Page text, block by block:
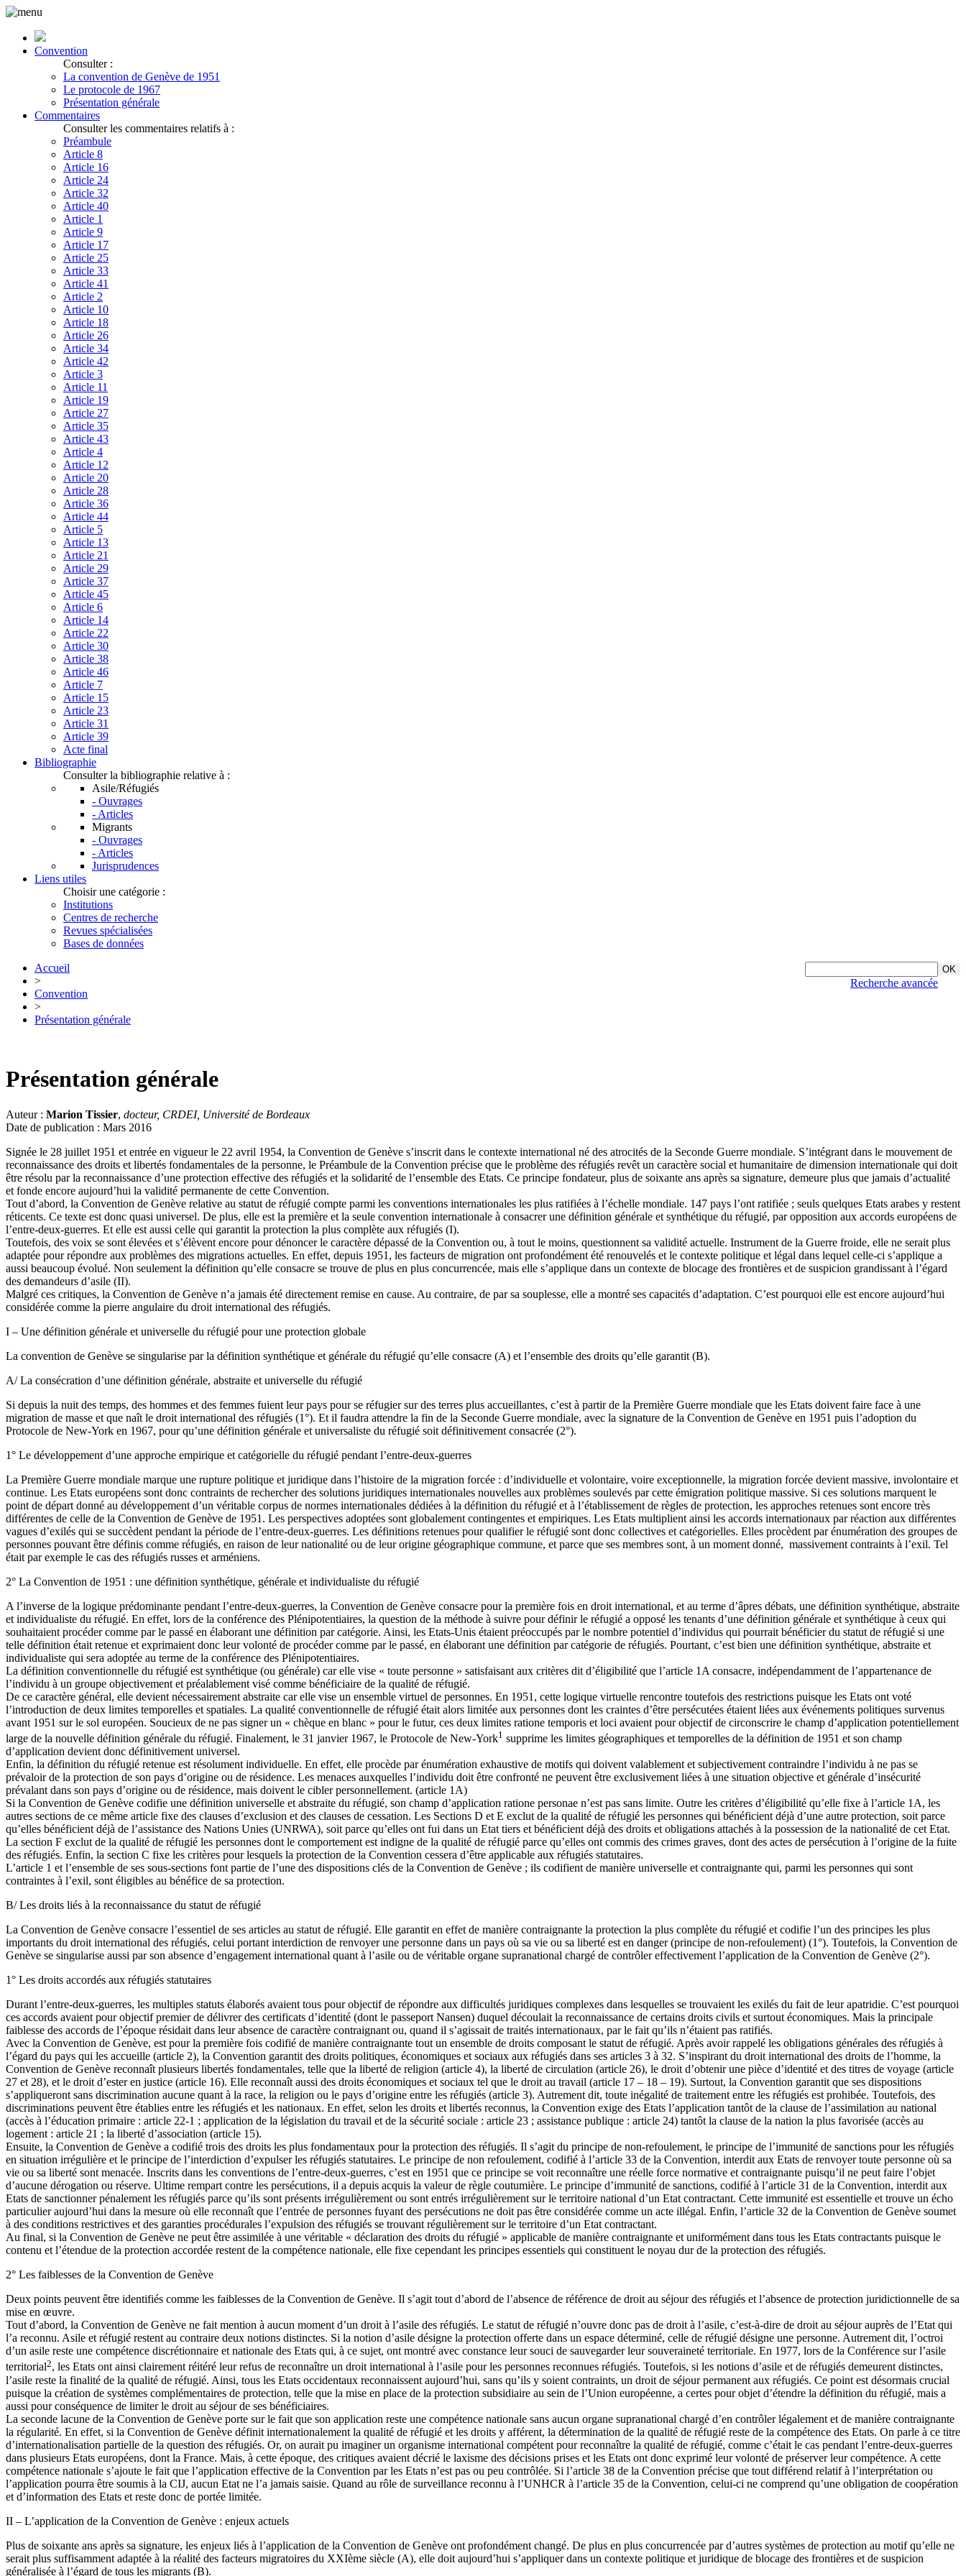
Convention
Consulter :
La convention de Genève de 1951
Le protocole de 1967
Présentation générale
Commentaires
Consulter les commentaires relatifs à :
Préambule
Article 8
Article 16
Article 24
Article 32
Article 40
Article 1
Article 9
Article 17
Article 25
Article 33
Article 41
Article 2
Article 10
Article 18
Article 26
Article 34
Article 42
Article 3
Article 11
Article 19
Article 27
Article 35
Article 43
Article 4
Article 12
Article 20
Article 28
Article 36
Article 44
Article 5
Article 13
Article 21
Article 29
Article 37
Article 45
Article 6
Article 14
Article 22
Article 30
Article 38
Article 46
Article 7
Article 15
Article 23
Article 31
Article 39
Acte final
Bibliographie
Consulter la bibliographie relative à :
Asile/Réfugiés
- Ouvrages
- Articles
Migrants
- Ouvrages
- Articles
Jurisprudences
Liens utiles
Choisir une catégorie :
Institutions
Centres de recherche
Revues spécialisées
Bases de données
Recherche avancée
Accueil
>
Convention
>
Présentation générale
Présentation générale
Auteur : Marion Tissier, docteur, CRDEI, Université de Bordeaux
Date de publication : Mars 2016
Signée le 28 juillet 1951 et entrée en vigueur le 22 avril 1954, la Convention de Genève s’inscrit dans le contexte international né des atrocités de la Seconde Guerre mondiale. S’intégrant dans le mouvement de
reconnaissance des droits et libertés fondamentales de la personne, le Préambule de la Convention précise que le problème des réfugiés revêt un caractère social et humanitaire de dimension internationale qui doit
être résolu par la reconnaissance d’une protection effective des réfugiés et la solidarité de l’ensemble des Etats. Ce principe fondateur, plus de soixante ans après sa signature, demeure plus que jamais d’actualité
et fonde encore aujourd’hui la validité permanente de cette Convention.
Tout d’abord, la Convention de Genève relative au statut de réfugié compte parmi les conventions internationales les plus ratifiées à l’échelle mondiale. 147 pays l’ont ratifiée ; seuls quelques Etats arabes y restent
réticents. Ce texte est donc quasi universel. De plus, elle est la première et la seule convention internationale à consacrer une définition générale et synthétique du réfugié, par opposition aux accords européens de
l’entre-deux-guerres. Et elle est aussi celle qui garantit la protection la plus complète aux réfugiés (I).
Toutefois, des voix se sont élevées et s’élèvent encore pour dénoncer le caractère dépassé de la Convention ou, à tout le moins, questionnent sa validité actuelle. Instrument de la Guerre froide, elle ne serait plus
adaptée pour répondre aux problèmes des migrations actuelles. En effet, depuis 1951, les facteurs de migration ont profondément été renouvelés et le contexte politique et légal dans lequel celle-ci s’applique a
aussi beaucoup évolué. Non seulement la définition qu’elle consacre se trouve de plus en plus concurrencée, mais elle s’applique dans un contexte de blocage des frontières et de suspicion grandissant à l’égard
des demandeurs d’asile (II).
Malgré ces critiques, la Convention de Genève n’a jamais été directement remise en cause. Au contraire, de par sa souplesse, elle a montré ses capacités d’adaptation. C’est pourquoi elle est encore aujourd’hui
considérée comme la pierre angulaire du droit international des réfugiés.
I – Une définition générale et universelle du réfugié pour une protection globale
La convention de Genève se singularise par la définition synthétique et générale du réfugié qu’elle consacre (A) et l’ensemble des droits qu’elle garantit (B).
A/ La consécration d’une définition générale, abstraite et universelle du réfugié
Si depuis la nuit des temps, des hommes et des femmes fuient leur pays pour se réfugier sur des terres plus accueillantes, c’est à partir de la Première Guerre mondiale que les Etats doivent faire face à une
migration de masse et que naît le droit international des réfugiés (1°). Et il faudra attendre la fin de la Seconde Guerre mondiale, avec la signature de la Convention de Genève en 1951 puis l’adoption du
Protocole de New-York en 1967, pour qu’une définition générale et universaliste du réfugié soit définitivement consacrée (2°).
1° Le développement d’une approche empirique et catégorielle du réfugié pendant l’entre-deux-guerres
La Première Guerre mondiale marque une rupture politique et juridique dans l’histoire de la migration forcée : d’individuelle et volontaire, voire exceptionnelle, la migration forcée devient massive, involontaire et
continue. Les Etats européens sont donc contraints de rechercher des solutions juridiques internationales nouvelles aux problèmes soulevés par cette émigration politique massive. Si ces solutions marquent le
point de départ donné au développement d’un véritable corpus de normes internationales dédiées à la définition du réfugié et à l’établissement de règles de protection, les approches retenues sont encore très
différentes de celle de la Convention de Genève de 1951. Les perspectives adoptées sont globalement contingentes et empiriques. Les Etats multiplient ainsi les accords internationaux par réaction aux différentes
vagues d’exilés qui se succèdent pendant la période de l’entre-deux-guerres. Les définitions retenues pour qualifier le réfugié sont donc collectives et catégorielles. Elles procèdent par énumération des groupes de
personnes pouvant être définis comme réfugiés, en raison de leur nationalité ou de leur origine géographique commune, et parce que ses membres sont, à un moment donné, massivement contraints à l’exil. Tel
était par exemple le cas des réfugiés russes et arméniens.
2° La Convention de 1951 : une définition synthétique, générale et individualiste du réfugié
A l’inverse de la logique prédominante pendant l’entre-deux-guerres, la Convention de Genève consacre pour la première fois en droit international, et au terme d’âpres débats, une définition synthétique, abstraite
et individualiste du réfugié. En effet, lors de la conférence des Plénipotentiaires, la question de la méthode à suivre pour définir le réfugié a opposé les tenants d’une définition générale et synthétique à ceux qui
souhaitaient procéder comme par le passé en élaborant une définition par catégorie. Ainsi, les Etats-Unis étaient préoccupés par le nombre potentiel d’individus qui pourrait bénéficier du statut de réfugié si une
telle définition était retenue et exprimaient donc leur volonté de procéder comme par le passé, en élaborant une définition par catégorie de réfugiés. Pourtant, c’est bien une définition synthétique, abstraite et
individualiste qui sera adoptée au terme de la conférence des Plénipotentiaires.
La définition conventionnelle du réfugié est synthétique (ou générale) car elle vise « toute personne » satisfaisant aux critères dit d’éligibilité que l’article 1A consacre, indépendamment de l’appartenance de
l’individu à un groupe objectivement et préalablement visé comme bénéficiaire de la qualité de réfugié.
De ce caractère général, elle devient nécessairement abstraite car elle vise un ensemble virtuel de personnes. En 1951, cette logique virtuelle rencontre toutefois des restrictions puisque les Etats ont voté
l’introduction de deux limites temporelles et spatiales. La qualité conventionnelle de réfugié était alors limitée aux personnes dont les craintes d’être persécutées étaient liées aux événements politiques survenus
avant 1951 sur le sol européen. Soucieux de ne pas signer un « chèque en blanc » pour le futur, ces deux limites ratione temporis et loci avaient pour objectif de circonscrire le champ d’application potentiellement
large de la nouvelle définition générale du réfugié. Finalement, le 31 janvier 1967, le Protocole de New-York1 supprime les limites géographiques et temporelles de la définition de 1951 et son champ
d’application devient donc définitivement universel.
Enfin, la définition du réfugié retenue est résolument individuelle. En effet, elle procède par énumération exhaustive de motifs qui doivent valablement et subjectivement contraindre l’individu à ne pas se
prévaloir de la protection de son pays d’origine ou de résidence. Les menaces auxquelles l’individu doit être confronté ne peuvent être exclusivement liées à une situation objective et générale d’insécurité
prévalant dans son pays d’origine ou de résidence, mais doivent le cibler personnellement. (article 1A)
Si la Convention de Genève codifie une définition universelle et abstraite du réfugié, son champ d’application ratione personae n’est pas sans limite. Outre les critères d’éligibilité qu’elle fixe à l’article 1A, les
autres sections de ce même article fixe des clauses d’exclusion et des clauses de cessation. Les Sections D et E exclut de la qualité de réfugié les personnes qui bénéficient déjà d’une autre protection, soit parce
qu’elles bénéficient déjà de l’assistance des Nations Unies (UNRWA), soit parce qu’elles ont fui dans un Etat tiers et bénéficient déjà des droits et obligations attachés à la possession de la nationalité de cet Etat.
La section F exclut de la qualité de réfugié les personnes dont le comportement est indigne de la qualité de réfugié parce qu’elles ont commis des crimes graves, dont des actes de persécution à l’origine de la fuite
des réfugiés. Enfin, la section C fixe les critères pour lesquels la protection de la Convention cessera d’être applicable aux réfugiés statutaires.
L’article 1 et l’ensemble de ses sous-sections font partie de l’une des dispositions clés de la Convention de Genève ; ils codifient de manière universelle et contraignante qui, parmi les personnes qui sont
contraintes à l’exil, sont éligibles au bénéfice de sa protection.
B/ Les droits liés à la reconnaissance du statut de réfugié
La Convention de Genève consacre l’essentiel de ses articles au statut de réfugié. Elle garantit en effet de manière contraignante la protection la plus complète du réfugié et codifie l’un des principes les plus
importants du droit international des réfugiés, celui portant interdiction de renvoyer une personne dans un pays où sa vie ou sa liberté est en danger (principe de non-refoulement) (1°). Toutefois, la Convention de
Genève se singularise aussi par son absence d’engagement international quant à l’asile ou de véritable organe supranational chargé de contrôler effectivement l’application de la Convention de Genève (2°).
1° Les droits accordés aux réfugiés statutaires
Durant l’entre-deux-guerres, les multiples statuts élaborés avaient tous pour objectif de répondre aux difficultés juridiques complexes dans lesquelles se trouvaient les exilés du fait de leur apatridie. C’est pourquoi
ces accords avaient pour objectif premier de délivrer des certificats d’identité (dont le passeport Nansen) duquel découlait la reconnaissance de certains droits civils et surtout économiques. Mais la principale
faiblesse des accords de l’époque résidait dans leur absence de caractère contraignant ou, quand il s’agissait de traités internationaux, par le fait qu’ils n’étaient pas ratifiés.
Avec la Convention de Genève, est pour la première fois codifié de manière contraignante tout un ensemble de droits composant le statut de réfugié. Après avoir rappelé les obligations générales des réfugiés à
l’égard du pays qui les accueille (article 2), la Convention garantit des droits politiques, économiques et sociaux aux réfugiés dans ses articles 3 à 32. S’inspirant du droit international des droits de l’homme, la
Convention de Genève reconnaît plusieurs libertés fondamentales, telle que la liberté de religion (article 4), la liberté de circulation (article 26), le droit d’obtenir une pièce d’identité et des titres de voyage (article
27 et 28), et le droit d’ester en justice (article 16). Elle reconnaît aussi des droits économiques et sociaux tel que le droit au travail (article 17 – 18 – 19). Surtout, la Convention garantit que ses dispositions
s’appliqueront sans discrimination aucune quant à la race, la religion ou le pays d’origine entre les réfugiés (article 3). Autrement dit, toute inégalité de traitement entre les réfugiés est prohibée. Toutefois, des
discriminations peuvent être établies entre les réfugiés et les nationaux. En effet, selon les droits et libertés reconnus, la Convention exige des Etats l’application tantôt de la clause de l’assimilation au national
(accès à l’éducation primaire : article 22-1 ; application de la législation du travail et de la sécurité sociale : article 23 ; assistance publique : article 24) tantôt la clause de la nation la plus favorisée (accès au
logement : article 21 ; la liberté d’association (article 15).
Ensuite, la Convention de Genève a codifié trois des droits les plus fondamentaux pour la protection des réfugiés. Il s’agit du principe de non-refoulement, le principe de l’immunité de sanctions pour les réfugiés
en situation irrégulière et le principe de l’interdiction d’expulser les réfugiés statutaires. Le principe de non refoulement, codifié à l’article 33 de la Convention, interdit aux Etats de renvoyer toute personne où sa
vie ou sa liberté sont menacée. Inscrits dans les conventions de l’entre-deux-guerres, c’est en 1951 que ce principe se voit reconnaître une réelle force normative et contraignante puisqu’il ne peut faire l’objet
d’aucune dérogation ou réserve. Ultime rempart contre les persécutions, il a depuis acquis la valeur de règle coutumière. Le principe d’immunité de sanctions, codifié à l’article 31 de la Convention, interdit aux
Etats de sanctionner pénalement les réfugiés parce qu’ils sont présents irrégulièrement ou sont entrés irrégulièrement sur le territoire national d’un Etat contractant. Cette immunité est essentielle et trouve un écho
particulier aujourd’hui dans la mesure où elle reconnaît que l’entrée de personnes fuyant des persécutions ne doit pas être considérée comme un acte illégal. Enfin, l’article 32 de la Convention de Genève soumet
à des conditions restrictives et des garanties procédurales l’expulsion des réfugiés se trouvant régulièrement sur le territoire d’un Etat contractant.
Au final, si la Convention de Genève ne peut être assimilée à une véritable « déclaration des droits du réfugié » applicable de manière contraignante et uniformément dans tous les Etats contractants puisque le
contenu et l’étendue de la protection accordée restent de la compétence nationale, elle fixe cependant les principes essentiels qui constituent le noyau dur de la protection des réfugiés.
2° Les faiblesses de la Convention de Genève
Deux points peuvent être identifiés comme les faiblesses de la Convention de Genève. Il s’agit tout d’abord de l’absence de référence de droit au séjour des réfugiés et l’absence de protection juridictionnelle de sa
mise en œuvre.
Tout d’abord, la Convention de Genève ne fait mention à aucun moment d’un droit à l’asile des réfugiés. Le statut de réfugié n’ouvre donc pas de droit à l’asile, c’est-à-dire de droit au séjour auprès de l’Etat qui
l’a reconnu. Asile et réfugié restent au contraire deux notions distinctes. Si la notion d’asile désigne la protection offerte dans un espace déterminé, celle de réfugié désigne une personne. Autrement dit, l’octroi
d’un asile reste une compétence discrétionnaire et nationale des Etats qui, à ce sujet, ont montré avec constance leur souci de sauvegarder leur souveraineté territoriale. En 1977, lors de la Conférence sur l’asile
territorial2, les Etats ont ainsi clairement réitéré leur refus de reconnaître un droit international à l’asile pour les personnes reconnues réfugiés. Toutefois, si les notions d’asile et de réfugiés demeurent distinctes,
l’asile reste la finalité de la qualité de réfugié. Ainsi, tous les Etats occidentaux reconnaissent aujourd’hui, sans qu’ils y soient contraints, un droit de séjour permanent aux réfugiés. Ce point est désormais crucial
puisque la création de systèmes complémentaires de protection, telle que la mise en place de la protection subsidiaire au sein de l’Union européenne, a certes pour objet d’étendre la définition du réfugié, mais a
aussi pour conséquence de limiter le droit au séjour de ses bénéficiaires.
La seconde lacune de la Convention de Genève porte sur le fait que son application reste une compétence nationale sans aucun organe supranational chargé d’en contrôler légalement et de manière contraignante
la régularité. En effet, si la Convention de Genève définit internationalement la qualité de réfugié et les droits y afférent, la détermination de la qualité de réfugié reste de la compétence des Etats. On parle à ce titre
d’internationalisation partielle de la question des réfugiés. Or, on aurait pu imaginer un organisme international compétent pour reconnaître la qualité de réfugié, comme c’était le cas pendant l’entre-deux-guerres
dans plusieurs Etats européens, dont la France. Mais, à cette époque, des critiques avaient décrié le laxisme des décisions prises et les Etats ont donc exprimé leur volonté de préserver leur compétence. A cette
compétence nationale s’ajoute le fait que l’application effective de la Convention par les Etats n’est pas ou peu contrôlée. Si l’article 38 de la Convention précise que tout différend relatif à l’interprétation ou
l’application pourra être soumis à la CIJ, aucun Etat ne l’a jamais saisie. Quand au rôle de surveillance reconnu à l’UNHCR à l’article 35 de la Convention, celui-ci ne comprend qu’une obligation de coopération
et d’information des Etats et reste donc de portée limitée.
II – L’application de la Convention de Genève : enjeux actuels
Plus de soixante ans après sa signature, les enjeux liés à l’application de la Convention de Genève ont profondément changé. De plus en plus concurrencée par d’autres systèmes de protection au motif qu’elle ne
serait plus suffisamment adaptée à la réalité des facteurs migratoires du XXIème siècle (A), elle doit aujourd’hui s’appliquer dans un contexte politique et juridique de blocage des frontières et de suspicion
généralisée à l’égard de tous les migrants (B).